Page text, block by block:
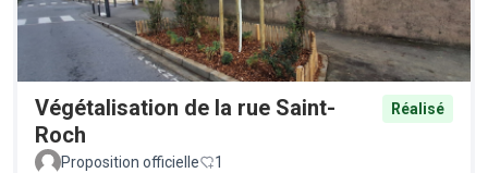
Végétalisation de la rue Saint-
Roch
Réalisé
Proposition officielle 1